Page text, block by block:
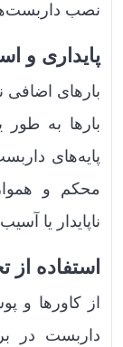
نصب
پایداری و
بارهای اضافی
بارها به طور
پایه‌های
محکم و
ناپایدار یا
استفاده
از کاورها و
داربست در